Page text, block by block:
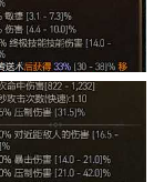
戏里面实测了一
的全域伤害词
本不应该出现在
先我准备了三件